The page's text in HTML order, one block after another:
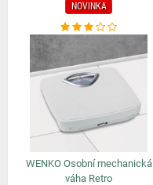
NOVINKA
WENKO Osobní mechanická
váha Retro